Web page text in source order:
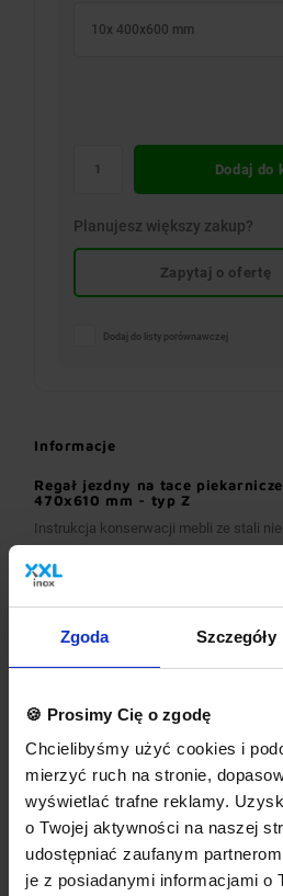
Zgoda Szczegóły
🍪 Prosimy Cię o zgodę
Chcielibyśmy użyć cookies i
mierzyć ruch na stronie,
wyświetlać trafne reklamy.
o Twojej aktywności na naszej
udostępniać zaufanym
je z posiadanymi informacjami o
10x 400x600 mm
Dodaj do
Planujesz większy zakup?
Zapytaj o ofertę
Dodaj do listy porównawczej
Informacje
Regał jezdny na tace
470x610 mm - typ Z
Instrukcja konserwacji mebli ze stali
instrukcja PDF
materiał stal
konstrukcja
średnica kółek 125